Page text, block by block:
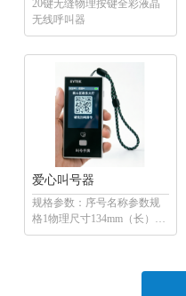
20键无缝物理按键全彩液晶
无线呼叫器
爱心叫号器
规格参数：序号名称参数规
格1物理尺寸134mm（长）
*66mm（宽）...